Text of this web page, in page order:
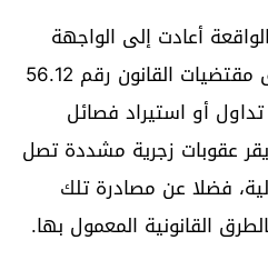
أعادت إلى الواجهة
النقاش حول ضرورة تطبيق مقتضيات القانون رقم 56.12
أو استيراد فصائل
عقوبات زجرية مشددة تصل
فضلا عن مصادرة تلك
القانونية المعمول بها.